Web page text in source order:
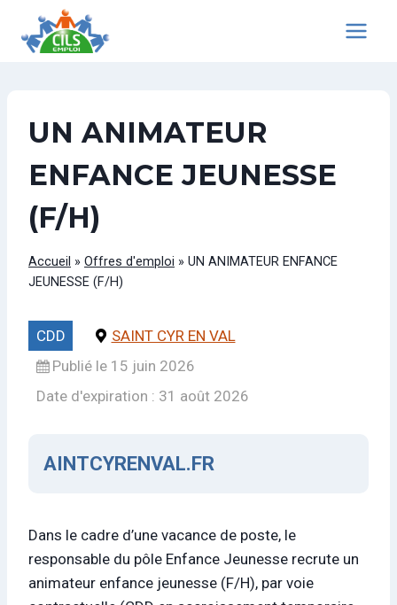
contenu
UN ANIMATEUR
ENFANCE JEUNESSE
(F/H)
Accueil » Offres d'emploi » UN ANIMATEUR ENFANCE
JEUNESSE (F/H)
CDD
SAINT CYR EN VAL
Publié le 15 juin 2026
Date d'expiration : 31 août 2026
AINTCYRENVAL.FR
Dans le cadre d’une vacance de poste, le
responsable du pôle Enfance Jeunesse recrute un
animateur enfance jeunesse (F/H), par voie